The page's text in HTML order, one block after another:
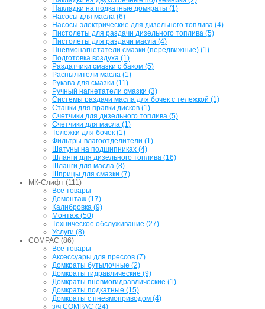
Накладки на подкатные домкраты (1)
Насосы для масла (6)
Насосы электрические для дизельного топлива (4)
Пистолеты для раздачи дизельного топлива (5)
Пистолеты для раздачи масла (4)
Пневмонагнетатели смазки (передвижные) (1)
Подготовка воздуха (1)
Раздатчики смазки с баком (5)
Распылители масла (1)
Рукава для смазки (11)
Ручный нагнетатели смазки (3)
Системы раздачи масла для бочек с тележкой (1)
Станки для правки дисков (1)
Счетчики для дизельного топлива (5)
Счетчики для масла (1)
Тележки для бочек (1)
Фильтры-влагоотделители (1)
Шатуны на подшипниках (4)
Шланги для дизельного топлива (16)
Шланги для масла (8)
Шприцы для смазки (7)
МК-Слифт (111)
Все товары
Демонтаж (17)
Калибровка (9)
Монтаж (50)
Техническое обслуживание (27)
Услуги (8)
COMPAC (86)
Все товары
Аксессуары для прессов (7)
Домкраты бутылочные (2)
Домкраты гидравлические (9)
Домкраты пневмогидравлические (1)
Домкраты подкатные (15)
Домкраты с пневмоприводом (4)
з/ч COMPAC (24)